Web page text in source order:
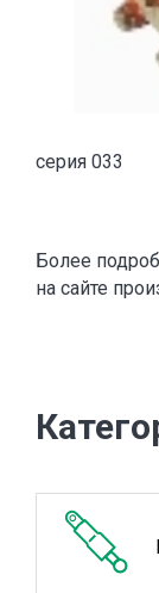
серия 033
Более
на сайте